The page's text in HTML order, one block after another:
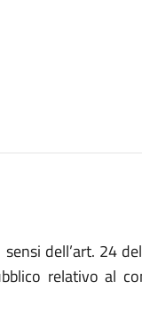
dell’art. 24
relativo al